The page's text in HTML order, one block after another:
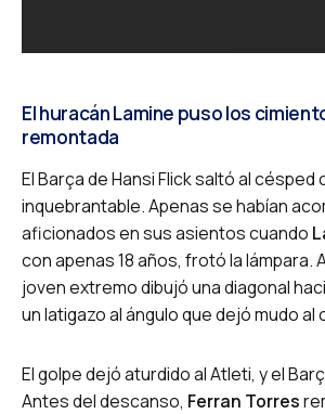
El huracán Lamine puso los
remontada
El Barça de Hansi Flick saltó al césped
inquebrantable. Apenas se habían
aficionados en sus asientos cuando
con apenas 18 años, frotó la lámpara.
joven extremo dibujó una diagonal
un latigazo al ángulo que dejó mudo
El golpe dejó aturdido al Atleti, y el
Antes del descanso, Ferran Torres